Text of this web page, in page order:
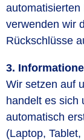
automatisierten
verwenden wir
Rückschlüsse
3.
Wir setzen auf
handelt es sich
automatisch
(Laptop,